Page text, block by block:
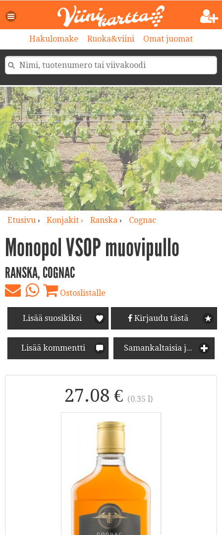
Hakulomake Ruoka&viini Omat juomat
Etusivu› Konjakit › Ranska› Cognac
Monopol VSOP muovipullo
RANSKA, COGNAC
Ostoslistalle
Lisää suosikiksi Kirjaudu tästä
Lisää kommentti Samankaltaisia juomia
27.08 € (0.35 l)